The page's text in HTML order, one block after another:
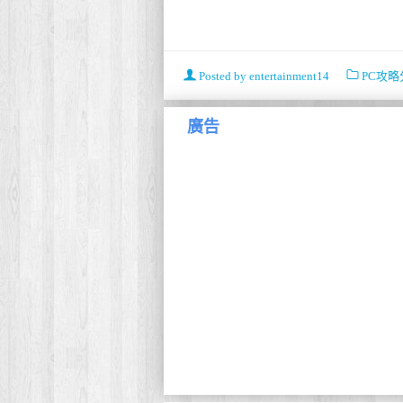
Posted by entertainment14 PC攻略
廣告